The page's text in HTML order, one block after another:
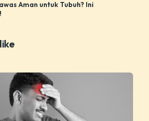
Aman untuk Tubuh? Ini